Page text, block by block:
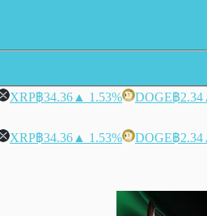
XRP฿34.36 ▲ 1.53% DOGE฿2.34
XRP฿34.36 ▲ 1.53% DOGE฿2.34